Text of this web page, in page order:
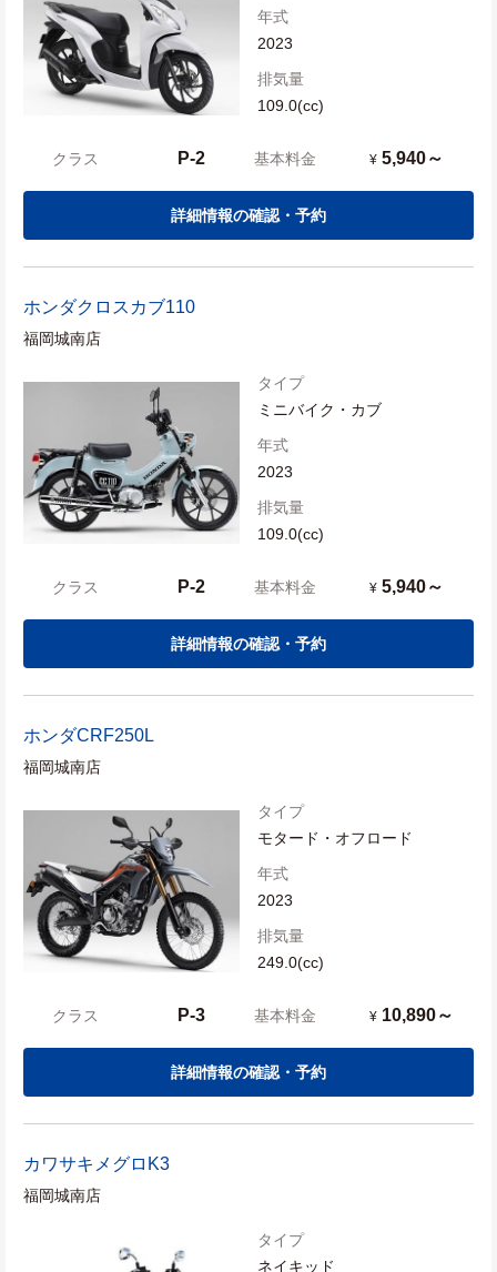
年式
2023
排気量
109.0(cc)
クラス P-2 基本料金 ¥ 5,940～
詳細情報の確認・予約
ホンダクロスカブ110
福岡城南店
タイプ
ミニバイク・カブ
年式
2023
排気量
109.0(cc)
クラス P-2 基本料金 ¥ 5,940～
詳細情報の確認・予約
ホンダCRF250L
福岡城南店
タイプ
モタード・オフロード
年式
2023
排気量
249.0(cc)
クラス P-3 基本料金 ¥ 10,890～
詳細情報の確認・予約
カワサキ メグロK3
福岡城南店
タイプ
ネイキッド